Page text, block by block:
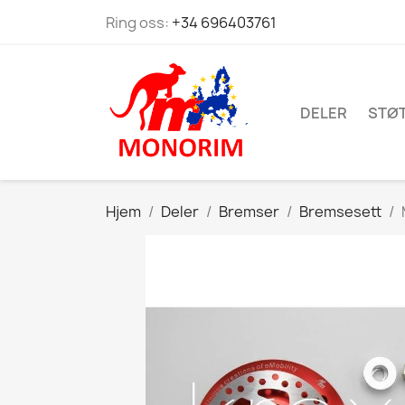
Ring oss: +34 696403761
DELER
Hjem Deler Bremser Bremsesett